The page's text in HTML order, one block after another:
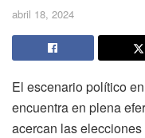
abril 18, 2024
El escenario político
encuentra en plena
acercan las